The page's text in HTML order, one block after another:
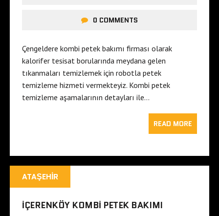
0 COMMENTS
Çengeldere kombi petek bakımı firması olarak
kalorifer tesisat borularında meydana gelen
tıkanmaları temizlemek için robotla petek
temizleme hizmeti vermekteyiz. Kombi petek
temizleme aşamalarının detayları ile…
READ MORE
ATAŞEHIR
IÇERENKÖY KOMBI PETEK BAKIMI